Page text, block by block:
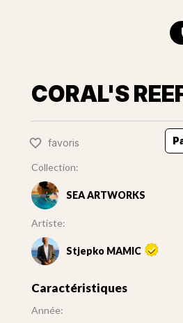
CORAL'S
favoris
Collection:
SEA ARTWORKS
Artiste:
Stjepko MAMIC
Caractéristiques
Année: